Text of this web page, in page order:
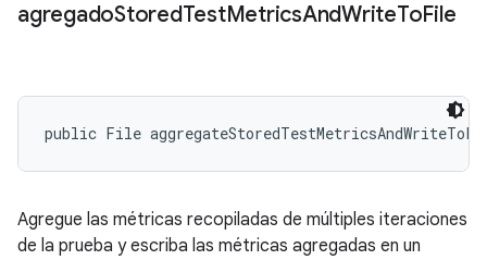
agregadoStoredTestMetricsAndWriteToFile
public File
Agregue las métricas recopiladas de múltiples iteraciones
de la prueba y escriba las métricas agregadas en un